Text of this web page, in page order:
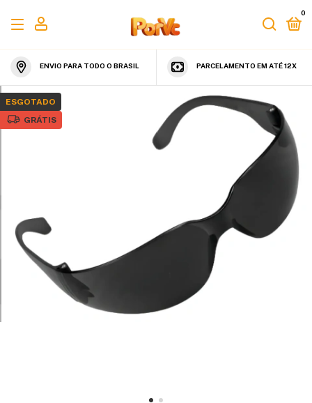
0
ENVIO PARA TODO O BRASIL PARCELAMENTO EM ATÉ 12X
ESGOTADO
GRÁTIS